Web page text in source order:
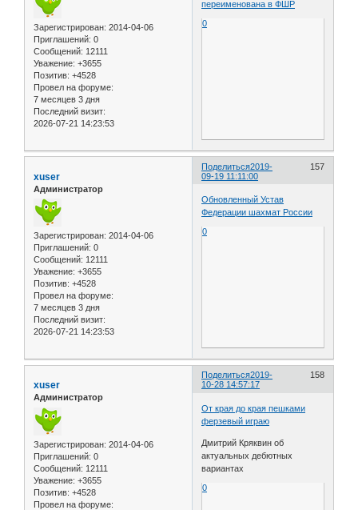
Зарегистрирован: 2014-04-06
Приглашений: 0
Сообщений: 12111
Уважение: +3655
Позитив: +4528
Провел на форуме:
7 месяцев 3 дня
Последний визит:
2026-07-21 14:23:53
переименована в ФШР
0
Поделиться 157
2019-
09-19 11:11:00
xuser
Администратор
Зарегистрирован: 2014-04-06
Приглашений: 0
Сообщений: 12111
Уважение: +3655
Позитив: +4528
Провел на форуме:
7 месяцев 3 дня
Последний визит:
2026-07-21 14:23:53
Обновленный Устав
Федерации шахмат России
0
Поделиться 158
2019-
10-28 14:57:17
xuser
Администратор
Зарегистрирован: 2014-04-06
Приглашений: 0
Сообщений: 12111
Уважение: +3655
Позитив: +4528
Провел на форуме:
От края до края пешками
ферзевый играю
Дмитрий Кряквин об
актуальных дебютных
вариантах
0